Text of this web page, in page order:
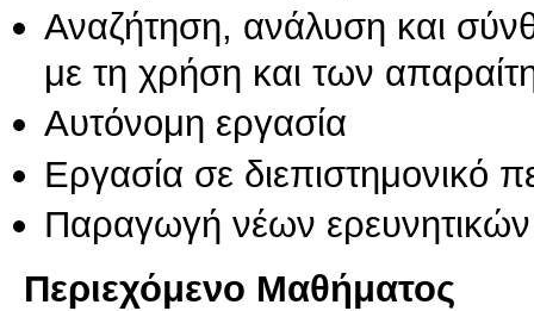
Αναζήτηση, ανάλυση και
με τη χρήση και των
Αυτόνομη εργασία
Εργασία σε διεπιστημονικό
Παραγωγή νέων
Περιεχόμενο Μαθήματος